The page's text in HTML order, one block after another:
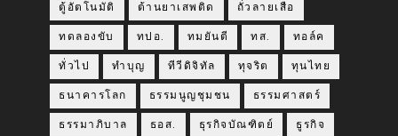
ตู้อัตโนมัติ ต้านยาเสพติด ถั่วลายเสือ
ทดลองขับ ทปอ. ทมยันตี ทส. ทอล์ค
ทั่วไป ทำบุญ ทีวีดิจิทัล ทุจริต ทุนไทย
ธนาคารโลก ธรรมนูญชุมชน ธรรมศาสตร์
ธรรมาภิบาล ธอส. ธุรกิจบัณฑิตย์ ธูรกิจ